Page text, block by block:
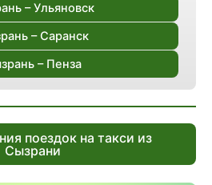
– Ульяновск
– Саранск
– Пенза
поездок на такси из
Сызрани